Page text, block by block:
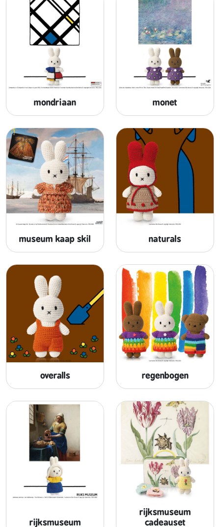
mondriaan monet
museum kaap skil naturals
overalls regenbogen
rijksmuseum
rijksmuseum
cadeauset